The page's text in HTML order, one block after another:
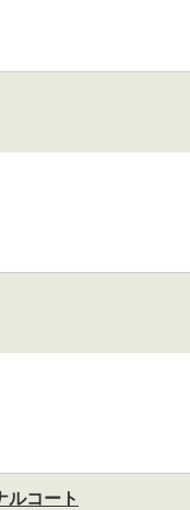
コート